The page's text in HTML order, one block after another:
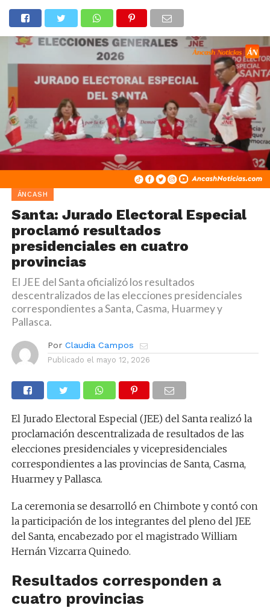
ÁNCASH
Santa: Jurado Electoral Especial
proclamó resultados
presidenciales en cuatro
provincias
El JEE del Santa oficializó los resultados
descentralizados de las elecciones presidenciales
correspondientes a Santa, Casma, Huarmey y
Pallasca.
Por Claudia Campos
Publicado el mayo 12, 2026
El Jurado Electoral Especial (JEE) del Santa realizó la
proclamación descentralizada de resultados de las
elecciones presidenciales y vicepresidenciales
correspondientes a las provincias de Santa, Casma,
Huarmey y Pallasca.
La ceremonia se desarrolló en Chimbote y contó con
la participación de los integrantes del pleno del JEE
del Santa, encabezado por el magistrado William
Hernán Vizcarra Quinedo.
Resultados corresponden a
cuatro provincias